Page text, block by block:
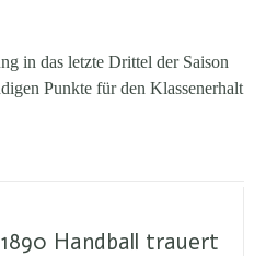
in das letzte Drittel der Saison
Punkte für den Klassenerhalt
Handball trauert